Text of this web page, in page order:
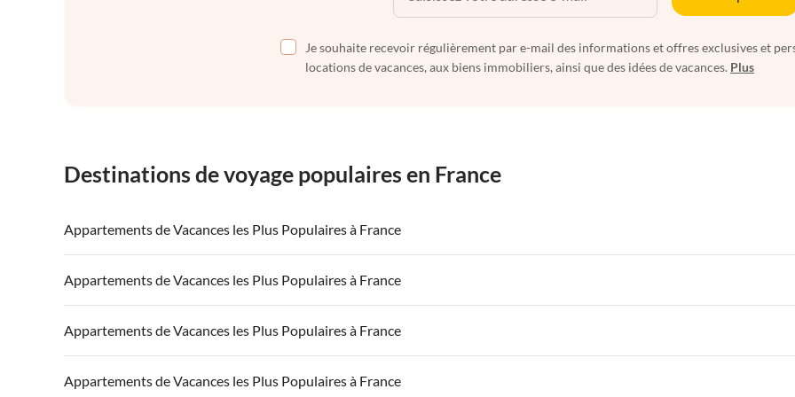
Je souhaite recevoir régulièrement par e-mail des informations et offres exclusives et
locations de vacances, aux biens immobiliers, ainsi que des idées de vacances. Plus
Destinations de voyage populaires en France
Appartements de Vacances les Plus Populaires à France
Appartements de Vacances à France Appartements de Vacances à Paris-Ile de France
Appartements de Vacances à Côte atlantique Appartements de Vacances à la Normandie Appartements de Vacances à Sud de la
Appartements de Vacances à Côte d'Azur
Appartements de Vacances les Plus Populaires à France
Appartements de Vacances à France Appartements de Vacances à Paris-Ile de France
Appartements de Vacances à Côte atlantique Appartements de Vacances à la Normandie Appartements de Vacances à Sud de la
Appartements de Vacances à Côte d'Azur
Appartements de Vacances les Plus Populaires à France
Appartements de Vacances à France Appartements de Vacances à Paris-Ile de France
Appartements de Vacances les Plus Populaires à France